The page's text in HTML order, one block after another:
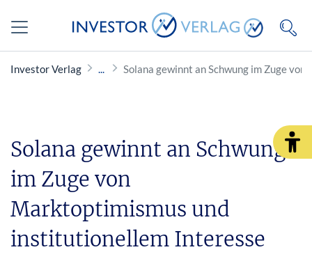
Investor Verlag Solana gewinnt an Schwung im Zuge
Solana gewinnt an Schwung
im Zuge von
Marktoptimismus und
institutionellem Interesse